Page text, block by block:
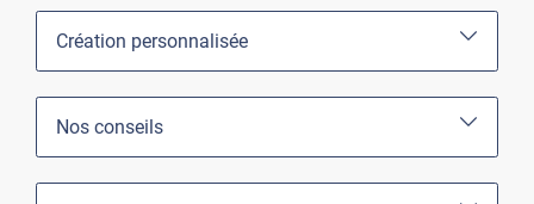
Création personnalisée
Nos conseils